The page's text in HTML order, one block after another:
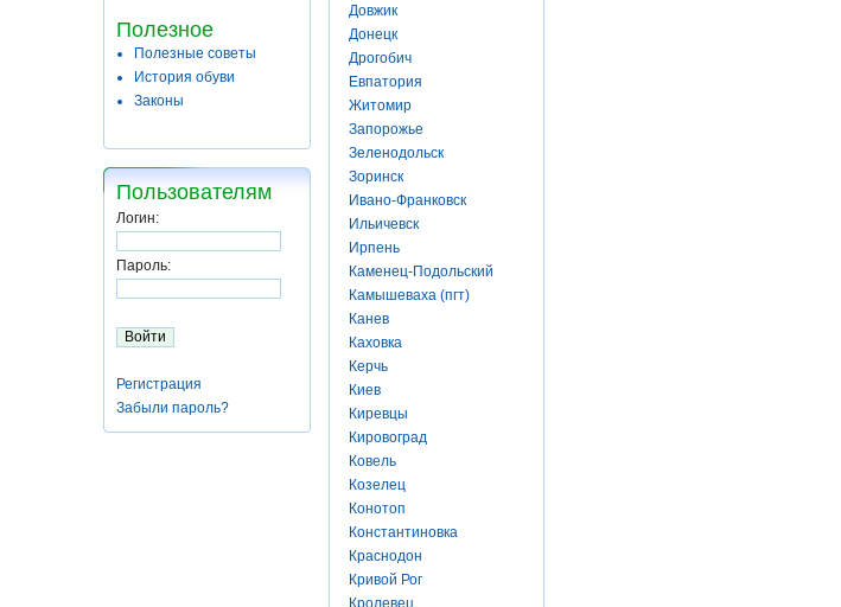
Полезное
Полезные советы
История обуви
Законы
Пользователям
Логин:
Пароль:
Регистрация
Забыли пароль?
Довжик
Донецк
Дрогобич
Евпатория
Житомир
Запорожье
Зеленодольск
Зоринск
Ивано-Франковск
Ильичевск
Ирпень
Каменец-Подольский
Камышеваха (пгт)
Канев
Каховка
Керчь
Киев
Киревцы
Кировоград
Ковель
Козелец
Конотоп
Константиновка
Краснодон
Кривой Рог
Кролевец